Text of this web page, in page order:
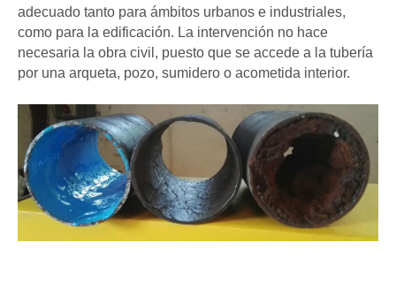
adecuado tanto para ámbitos urbanos e industriales,
como para la edificación. La intervención no hace
necesaria la obra civil, puesto que se accede a la tubería
por una arqueta, pozo, sumidero o acometida interior.